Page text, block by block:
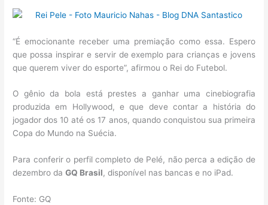
“É emocionante receber uma premiação como essa. Espero
que possa inspirar e servir de exemplo para crianças e jovens
que querem viver do esporte”, afirmou o Rei do Futebol.
O gênio da bola está prestes a ganhar uma cinebiografia
produzida em Hollywood, e que deve contar a história do
jogador dos 10 até os 17 anos, quando conquistou sua primeira
Copa do Mundo na Suécia.
Para conferir o perfil completo de Pelé, não perca a edição de
dezembro daGQ Brasil, disponível nas bancas e no iPad.
Fonte: GQ